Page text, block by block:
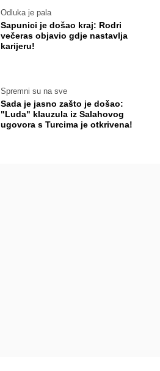
Odluka je pala
Sapunici je došao kraj: Rodri
večeras objavio gdje nastavlja
karijeru!
Spremni su na sve
Sada je jasno zašto je došao:
"Luda" klauzula iz Salahovog
ugovora s Turcima je otkrivena!